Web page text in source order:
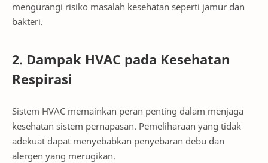
mengurangi risiko masalah kesehatan seperti jamur dan
bakteri.
2. Dampak HVAC pada Kesehatan
Respirasi
Sistem HVAC memainkan peran penting dalam menjaga
kesehatan sistem pernapasan. Pemeliharaan yang tidak
adekuat dapat menyebabkan penyebaran debu dan
alergen yang merugikan.